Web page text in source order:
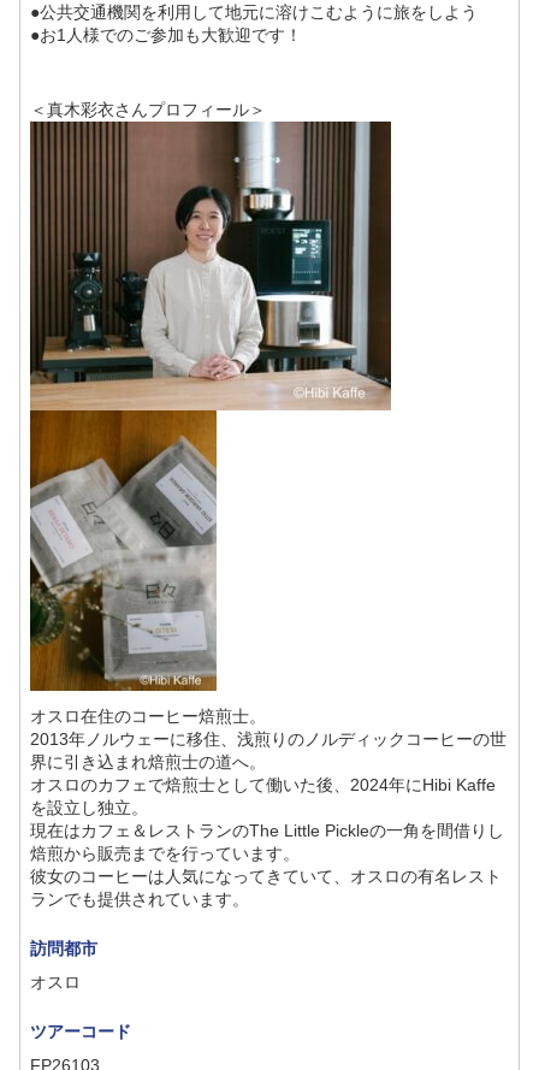
●公共交通機関を利用して地元に溶けこむように旅をしよう
●お1人様でのご参加も大歓迎です！
＜真木彩衣さんプロフィール＞
オスロ在住のコーヒー焙煎士。
2013年ノルウェーに移住、浅煎りのノルディックコーヒーの世
界に引き込まれ焙煎士の道へ。
オスロのカフェで焙煎士として働いた後、2024年にHibi Kaffe
を設立し独立。
現在はカフェ＆レストランのThe Little Pickleの一角を間借りし
焙煎から販売までを行っています。
彼女のコーヒーは人気になってきていて、オスロの有名レスト
ランでも提供されています。
訪問都市
オスロ
ツアーコード
FP26103